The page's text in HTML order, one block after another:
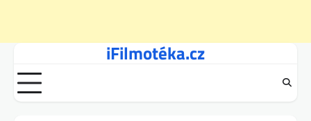
content
iFilmotéka.cz